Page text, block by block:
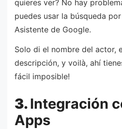
quieres ver? No hay
puedes usar la búsqueda
Asistente de Google.
Solo di el nombre del actor,
descripción, y voilà, ahí
fácil imposible!
3.Integración
Apps